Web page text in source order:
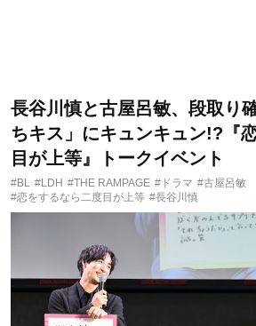
長谷川慎と古屋呂敏、段取り
ちキス」にキュンキュン!?『
目が上等』トークイベント
#BL #LDH #THE RAMPAGE #ドラマ #古屋呂敏
#恋をするなら二度目が上等 #長谷川慎